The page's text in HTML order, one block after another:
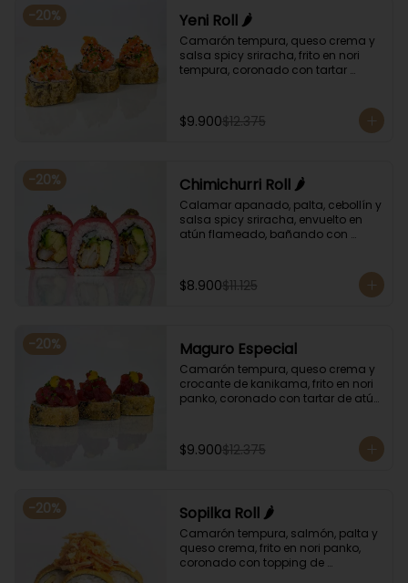
-20% Yeni Roll 🌶️
Camarón tempura, queso crema y
salsa spicy sriracha, frito en nori
tempura, coronado con tartar
$9.900$12.375
-20% Chimichurri Roll 🌶️
Calamar apanado, palta, cebollín y
salsa spicy sriracha, envuelto en
atún flameado, bañando con
$8.900$11.125
-20% Maguro Especial
Camarón tempura, queso crema y
crocante de kanikama, frito en nori
panko, coronado con tartar de atún
$9.900$12.375
-20% Sopilka Roll 🌶️
Camarón tempura, salmón, palta y
queso crema, frito en nori panko,
coronado con topping de